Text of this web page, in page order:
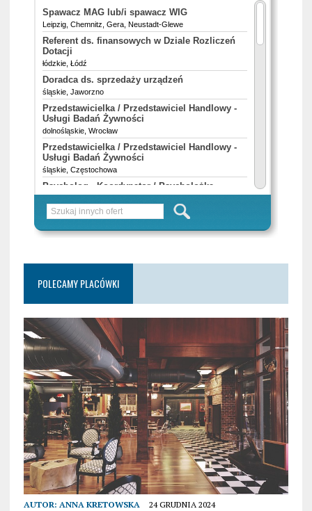
POLECAMY PLACÓWKI
AUTOR: ANNA KRETOWSKA 24 GRUDNIA 2024